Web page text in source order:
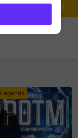
Mengikuti